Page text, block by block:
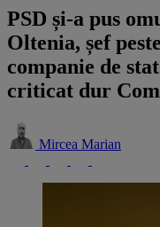
PSD și-a pus
Oltenia, șef
companie de
criticat dur
Mircea Marian